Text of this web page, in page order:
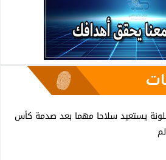
يستعيد سلاحا مهما بعد صدمة كأس